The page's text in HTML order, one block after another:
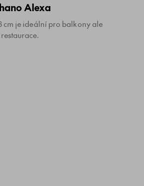
Alexa
cm je ideální pro balkony ale